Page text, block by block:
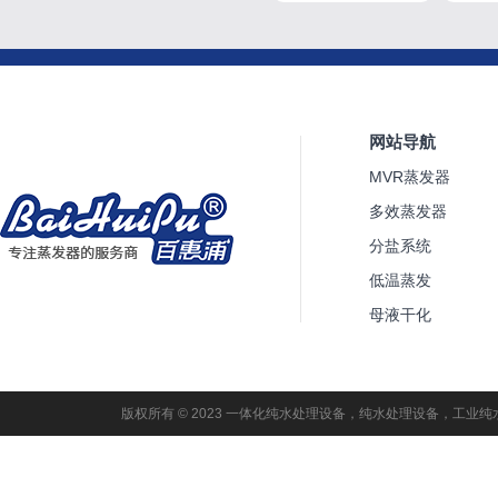
网站导航
MVR蒸发器
多效蒸发器
分盐系统
低温蒸发
母液干化
版权所有 © 2023 一体化纯水处理设备，纯水处理设备，工业